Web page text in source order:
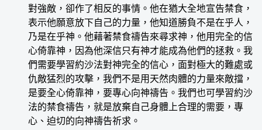
對強敵，卻作了相反的事情。他在猶大全地宣告禁食，
表示他願意放下自己的力量，他知道勝負不是在乎人，
乃是在乎神。他藉著禁食禱告來尋求神，他用完全的信
心倚靠神，因為他深信只有神才能成為他們的拯救。我
們需要學習約沙法對神完全的信心，面對極大的難處或
仇敵猛烈的攻擊，我們不是用天然肉體的力量來敵擋，
是要全心倚靠神，要專心向神禱告。我們也可學習約沙
法的禁食禱告，就是放棄自己身體上合理的需要，專
心、迫切的向神禱告祈求。